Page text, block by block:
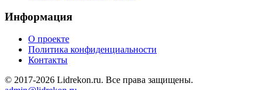
Информация
О проекте
Политика конфиденциальности
Контакты
© 2017-2026 Lidrekon.ru. Все права защищены.